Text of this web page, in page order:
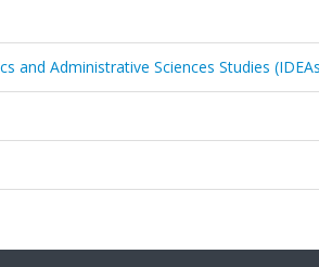
and Administrative Sciences Studies